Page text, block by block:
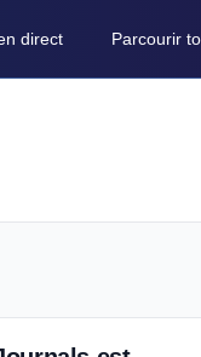
direct Parcourir